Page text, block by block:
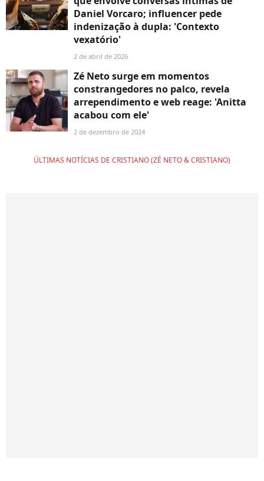
Daniel Vorcaro; influencer pede
indenização à dupla: 'Contexto
vexatório'
2 de abril de 2026
Zé Neto surge em momentos
constrangedores no palco, revela
arrependimento e web reage: 'Anitta
acabou com ele'
2 de dezembro de 2024
ÚLTIMAS NOTÍCIAS DE CRISTIANO (ZÉ NETO & CRISTIANO)